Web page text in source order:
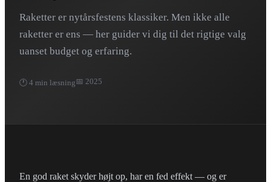
Raketter er nytårsfestens klassiker. Men ikke alle
raketter er ens — her guider vi dig til det rigtige valg
uanset budget og erfaring.
🕐 4 min læsning📅 2025
En god raket skyder højt op, har en fed effekt — og er